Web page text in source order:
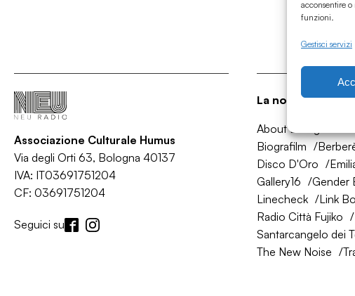
acconsentire
funzioni.
Gestisci servizi
Associazione Culturale Humus
Via degli Orti 63, Bologna 40137
IVA: IT03691751204
CF: 03691751204
Seguici su
La nostra rete di
About Bologna
Biografilm
Disco D'Oro
Gallery16
Gender
Linecheck
Link
Radio Città Fujiko
Santarcangelo dei
The New Noise